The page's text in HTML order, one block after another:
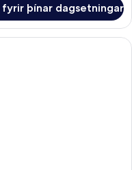
fyrir þínar dagsetningar
stúdíóíbúð | Rúmföt af bestu